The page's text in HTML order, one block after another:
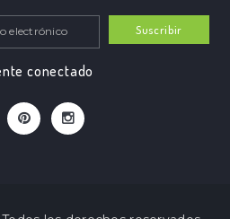
Suscribir
conectado